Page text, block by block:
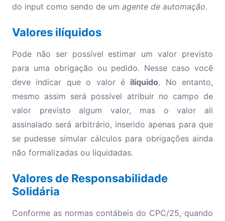
do input como sendo de um agente de automação.
Valores ilíquidos
Pode não ser possível estimar um valor previsto
para uma obrigação ou pedido. Nesse caso você
deve indicar que o valor é ilíquido. No entanto,
mesmo assim será possível atribuir no campo de
valor previsto algum valor, mas o valor ali
assinalado será arbitrário, inserido apenas para que
se pudesse simular cálculos para obrigações ainda
não formalizadas ou liquidadas.
Valores de Responsabilidade
Solidária
Conforme as normas contábeis do CPC/25, quando